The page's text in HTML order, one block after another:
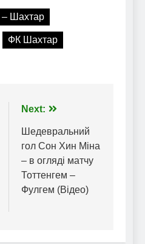
– Шахтар
ФК Шахтар
Next:
Шедевральний
гол Сон Хин Міна
– в огляді матчу
Тоттенгем –
Фулгем (Відео)